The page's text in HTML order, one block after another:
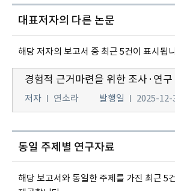
대표저자의 다른 논문
해당 저자의 보고서 중 최근 5건이 표시됩
경험적 근거마련을 위한 조사·연구
저자 연소라 발행일 2025-12-
동일 주제별 연구자료
해당 보고서와 동일한 주제를 가진 최근 5